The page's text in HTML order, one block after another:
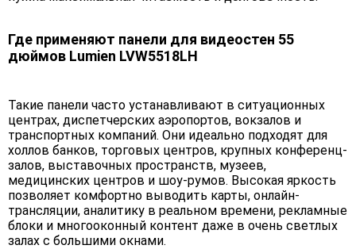
Где применяют панели для видеостен 55
дюймов Lumien LVW5518LH
Такие панели часто устанавливают в ситуационных
центрах, диспетчерских аэропортов, вокзалов и
транспортных компаний. Они идеально подходят для
холлов банков, торговых центров, крупных конференц-
залов, выставочных пространств, музеев,
медицинских центров и шоу-румов. Высокая яркость
позволяет комфортно выводить карты, онлайн-
трансляции, аналитику в реальном времени, рекламные
блоки и многооконный контент даже в очень светлых
залах с большими окнами.